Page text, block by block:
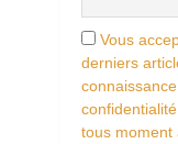
Vous
derniers
tous moment